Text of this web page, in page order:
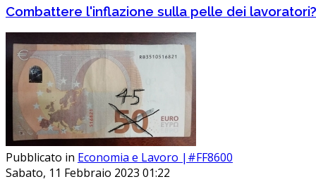
Combattere l'inflazione sulla pelle dei lavoratori?
Pubblicato in Economia e Lavoro |#FF8600
Sabato, 11 Febbraio 2023 01:22